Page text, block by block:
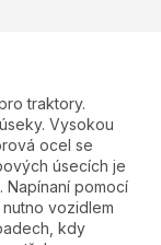
traktory.
Vysokou
ocel se
úsecích je
Napínaní pomocí
vozidlem
kdy